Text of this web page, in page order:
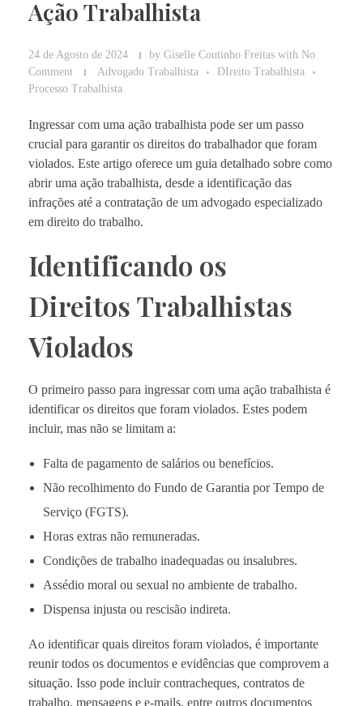
Ação Trabalhista
24 de Agosto de 2024 by Giselle Coutinho Freitas with No
Comment
Advogado Trabalhista
DIreito Trabalhista
Processo Trabalhista
Ingressar com uma ação trabalhista pode ser um passo
crucial para garantir os direitos do trabalhador que foram
violados. Este artigo oferece um guia detalhado sobre como
abrir uma ação trabalhista, desde a identificação das
infrações até a contratação de um advogado especializado
em direito do trabalho.
Identificando os
Direitos Trabalhistas
Violados
O primeiro passo para ingressar com uma ação trabalhista é
identificar os direitos que foram violados. Estes podem
incluir, mas não se limitam a:
Falta de pagamento de salários ou benefícios.
Não recolhimento do Fundo de Garantia por Tempo de
Serviço (FGTS).
Horas extras não remuneradas.
Condições de trabalho inadequadas ou insalubres.
Assédio moral ou sexual no ambiente de trabalho.
Dispensa injusta ou rescisão indireta.
Ao identificar quais direitos foram violados, é importante
reunir todos os documentos e evidências que comprovem a
situação. Isso pode incluir contracheques, contratos de
trabalho, mensagens e e-mails, entre outros documentos